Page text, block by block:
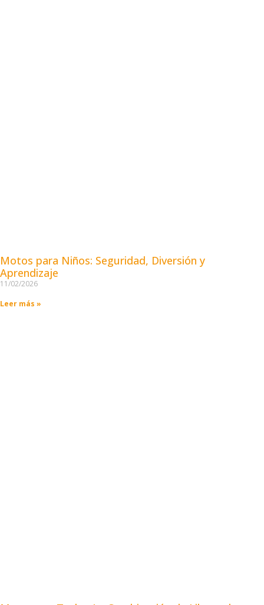
Motos para Niños: Seguridad, Diversión y
Aprendizaje
11/02/2026
Leer más »